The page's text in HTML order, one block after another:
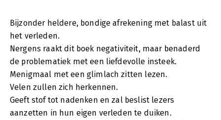
Bijzonder heldere, bondige afrekening met balast uit
het verleden.
Nergens raakt dit boek negativiteit, maar benaderd
de problematiek met een liefdevolle insteek.
Menigmaal met een glimlach zitten lezen.
Velen zullen zich herkennen.
Geeft stof tot nadenken en zal beslist lezers
aanzetten in hun eigen verleden te duiken.